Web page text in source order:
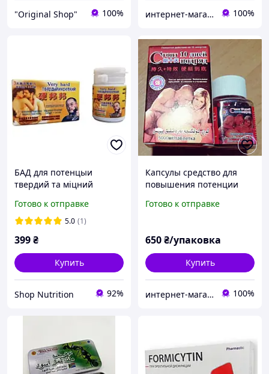
"Original Shop" 100% интернет-магазин"BIGTOPSHOP" 100%
БАД для потенцыи
твердий та міцний
Готово к отправке
5.0 (1)
399₴
Купить
Shop Nutrition 92%
Капсулы средство для
повышения потенции
в упаковке.
Готово к отправке
650₴/упаковка
Купить
интернет-магазин "ВСЕ ЛУЧШЕЕ ЛЮДЯМ" 100%